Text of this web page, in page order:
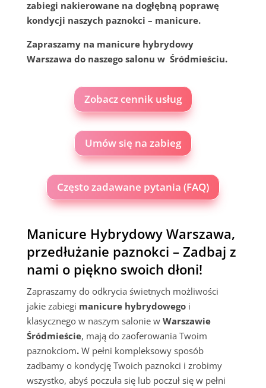
zabiegi nakierowane na dogłębną poprawę
kondycji naszych paznokci – manicure.
Zapraszamy na manicure hybrydowy
Warszawa do naszego salonu w Śródmieściu.
Zobacz cennik usług
Umów się na zabieg
Często zadawane pytania (FAQ)
Manicure Hybrydowy Warszawa,
przedłużanie paznokci – Zadbaj z
nami o piękno swoich dłoni!
Zapraszamy do odkrycia świetnych możliwości
jakie zabiegi manicure hybrydowego i
klasycznego w naszym salonie w Warszawie
Śródmieście, mają do zaoferowania Twoim
paznokciom.W pełni kompleksowy sposób
zadbamy o kondycję Twoich paznokci i zrobimy
wszystko, abyś poczuła się lub poczuł się w pełni